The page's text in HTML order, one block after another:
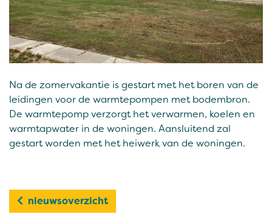
Na de zomervakantie is gestart met het boren van de
leidingen voor de warmtepompen met bodembron.
De warmtepomp verzorgt het verwarmen, koelen en
warmtapwater in de woningen. Aansluitend zal
gestart worden met het heiwerk van de woningen.
nieuwsoverzicht